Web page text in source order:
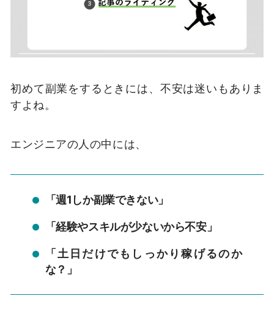
初めて副業をするときには、不安は迷いもありま
すよね。
エンジニアの人の中には、
「週1しか副業できない」
「経験やスキルが少ないから不安」
「土日だけでもしっかり稼げるのか
な？」